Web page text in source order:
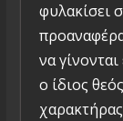
φυλακίσει
να
ο ίδιος